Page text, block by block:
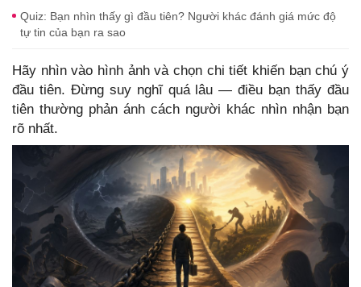
Quiz: Bạn nhìn thấy gì đầu tiên? Người khác đánh giá mức độ
tự tin của bạn ra sao
Hãy nhìn vào hình ảnh và chọn chi tiết khiến bạn chú ý
đầu tiên. Đừng suy nghĩ quá lâu — điều bạn thấy đầu
tiên thường phản ánh cách người khác nhìn nhận bạn
rõ nhất.